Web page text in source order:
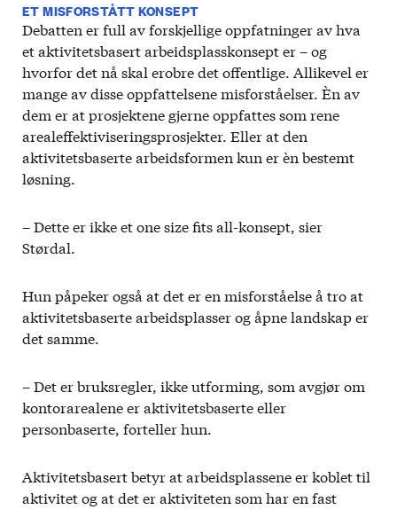
ET MISFORSTÅTT KONSEPT
Debatten er full av forskjellige oppfatninger av hva
et aktivitetsbasert arbeidsplasskonsept er – og
hvorfor det nå skal erobre det offentlige. Allikevel er
mange av disse oppfattelsene misforståelser. Èn av
dem er at prosjektene gjerne oppfattes som rene
arealeffektiviseringsprosjekter. Eller at den
aktivitetsbaserte arbeidsformen kun er èn bestemt
løsning.
– Dette er ikke et one size fits all-konsept, sier
Størdal.
Hun påpeker også at det er en misforståelse å tro at
aktivitetsbaserte arbeidsplasser og åpne landskap er
det samme.
– Det er bruksregler, ikke utforming, som avgjør om
kontorarealene er aktivitetsbaserte eller
personbaserte, forteller hun.
Aktivitetsbasert betyr at arbeidsplassene er koblet til
aktivitet og at det er aktiviteten som har en fast